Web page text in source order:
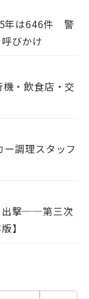
年は646件 警
びかけ
・飲食店・交
調理スタッフ
出撃──第三次
】